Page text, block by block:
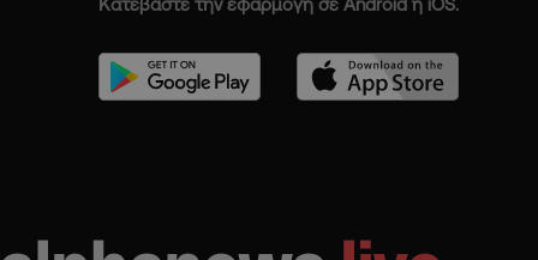
Κατεβάστε την εφαρμογή σε Android ή iOS.